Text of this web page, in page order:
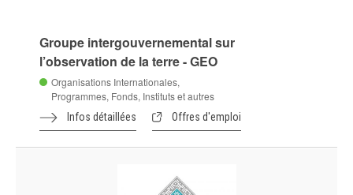
Groupe intergouvernemental sur
l’observation de la terre - GEO
Organisations Internationales,
Programmes, Fonds, Instituts et autres
Infos détaillées Offres d'emploi